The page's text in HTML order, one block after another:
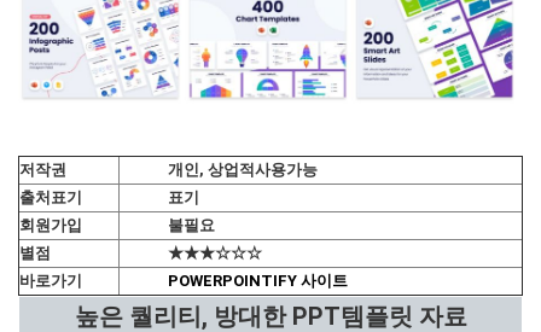
저작권
개인, 상업적사용가능
출처표기
표기
회원가입
불필요
별점
★★★☆☆☆
바로가기
POWERPOINTIFY 사이트
높은 퀄리티, 방대한 PPT템플릿 자료